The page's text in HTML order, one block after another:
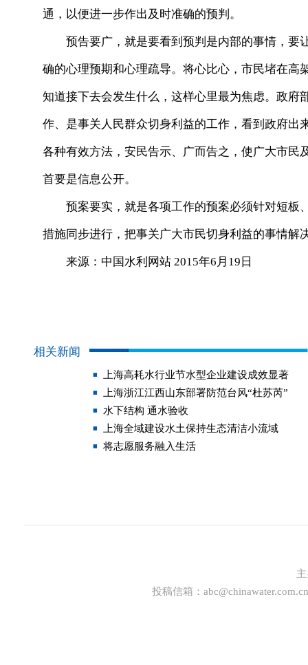
通，以便进一步作出及时准确的预判。
预告要广，就是要看到预判是内部的事情，要
确的心理预期和心理疏导。将心比心，市民堵在
知道接下去会发生什么，这样心里最为焦虑。政
作、是事关人民群众切身利益的工作，看到政府
各种有效方法，安民告示、广而告之，使广大市
首要是信息公开。
预案要实，就是各项工作的预案必须针对短板
措施同步进行，把事关广大市民切身利益的事情解
来源：中国水利网站 2015年6月19日
相关新闻
上海高耗水行业节水型企业建设成效显著
上海浙江江西山东部署防范台风“杜苏芮”
水下结构 通水验收
上海全域建设水土保持生态清洁小流域
将志愿服务融入生活
投稿信箱： abc@chinawater.com.cn